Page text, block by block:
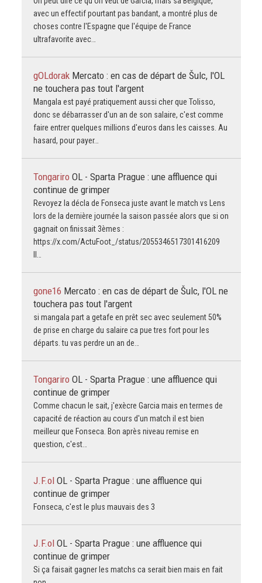
avec un effectif pourtant pas bandant, a montré plus de
choses contre l'Espagne que l'équipe de France
ultrafavorite avec…
gOLdorak Mercato : en cas de départ de Šulc, l'OL
ne touchera pas tout l'argent
Mangala est payé pratiquement aussi cher que Tolisso,
donc se débarrasser d'un an de son salaire, c'est comme
faire entrer quelques millions d'euros dans les caisses. Au
hasard, pour payer…
Tongariro OL - Sparta Prague : une affluence qui
continue de grimper
Revoyez la décla de Fonseca juste avant le match vs Lens
lors de la dernière journée la saison passée alors que si on
gagnait on finissait 3èmes :
https://x.com/ActuFoot_/status/2055346517301416209
gone16 Mercato : en cas de départ de Šulc, l'OL ne
touchera pas tout l'argent
si mangala part a getafe en prêt sec avec seulement 50%
de prise en charge du salaire ca pue tres fort pour les
départs. tu vas perdre un an de…
Tongariro OL - Sparta Prague : une affluence qui
continue de grimper
Comme chacun le sait, j'exècre Garcia mais en termes de
capacité de réaction au cours d'un match il est bien
meilleur que Fonseca. Bon après niveau remise en
question, c'est…
J.F.ol OL - Sparta Prague : une affluence qui
continue de grimper
Fonseca, c'est le plus mauvais des 3
J.F.ol OL - Sparta Prague : une affluence qui
continue de grimper
Si ça faisait gagner les matchs ca serait bien mais en fait